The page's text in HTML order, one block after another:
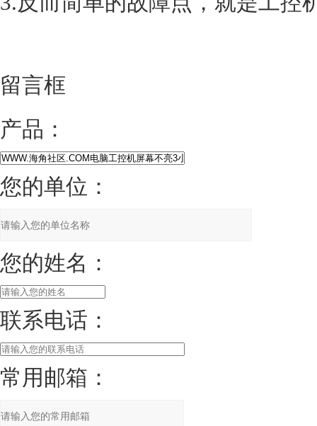
留言框
产品：
您的单位：
您的姓名：
联系电话：
常用邮箱：